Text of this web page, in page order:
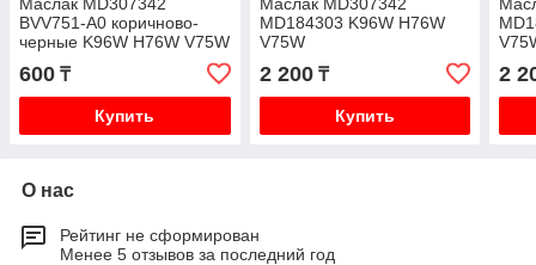
BVV751-A0 коричново-
черные K96W H76W V75W
600 ₸
Купить
MD184303 K96W H76W
V75W
2 200₸
Купить
2
О нас
Рейтинг не сформирован
Менее 5 отзывов за последний год